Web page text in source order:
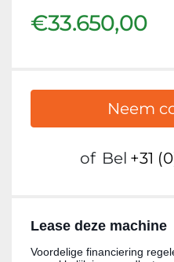
€33.650,00
Neem
of Bel +31